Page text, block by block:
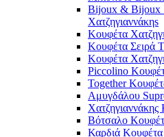
Bijoux & Bijoux
Χατζηγιαννάκηs
Κουφέτα
Κουφέτα Σειρά
Κουφέτα
Piccolino
Together
Αμυγδάλου
Βότσαλο
Καρδιά Κουφέτα